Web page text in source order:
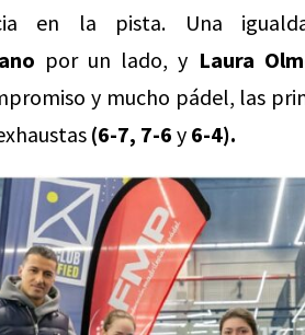
en la pista. Una
por un lado, y Laura
y mucho pádel, las
(6-7, 7-6 y 6-4).